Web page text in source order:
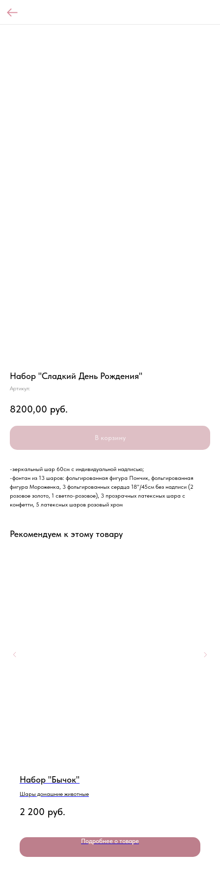
Набор "Сладкий День Рождения"
Артикул:
8200,00 руб.
В корзину
-зеркальный шар 60см с индивидуальной надписью;
-фонтан из 13 шаров: фольгированная фигура Пончик, фольгированная
фигура Мороженка, 3 фольгированных сердца 18"/45см без надписи (2
розовое золото, 1 светло-розовое), 3 прозрачных латексных шара с
конфетти, 5 латексных шаров розовый хром
Рекомендуем к этому товару
Набор "Бычок"
Шары домашние животные
2 200 руб.
Подробнее о товаре